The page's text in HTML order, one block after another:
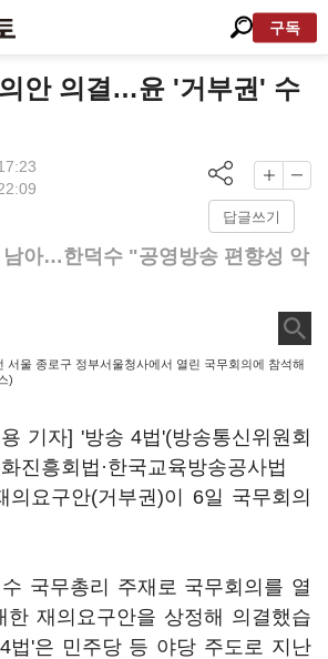
구독
안 의결…윤 '거부권' 수
답글쓰기
남아…한덕수 "공영방송 편향성 악
서울 종로구 정부서울청사에서 열린 국무회의에 참석해
)
기자] '방송 4법'(방송통신위원회
진흥회법·한국교육방송공사법
의요구안(거부권)이 6일 국무회의
국무총리 주재로 국무회의를 열
한 재의요구안을 상정해 의결했습
법'은 민주당 등 야당 주도로 지난